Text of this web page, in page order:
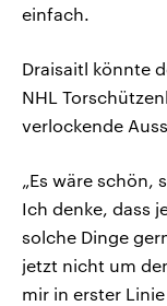
einfach.
Draisaitl könnte
NHL
verlockende
„Es wäre schön,
Ich denke, dass
solche Dinge
jetzt nicht um
mir in erster